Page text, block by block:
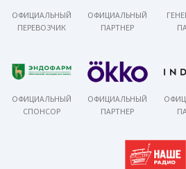
ОФИЦИАЛЬНЫЙ
ПЕРЕВОЗЧИК
ОФИЦИАЛЬНЫЙ
ПАРТНЕР
ОФИЦИАЛЬНЫЙ
СПОНСОР
ОФИЦИАЛЬНЫЙ
ПАРТНЕР